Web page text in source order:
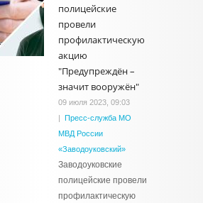
полицейские
провели
профилактическую
акцию
"Предупреждён –
значит вооружён"
09 июля 2023, 09:03
| Пресс-служба МО
МВД России
«Заводоуковский»
Заводоуковские
полицейские провели
профилактическую